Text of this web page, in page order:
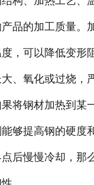
品的加工质量。
，可以降低变形
、氧化或过烧，
将钢材加热到某
够提高钢的硬度
后慢慢冷却，那